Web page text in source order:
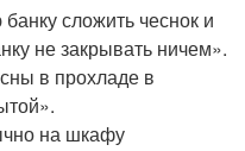
сложить чеснок и
не закрывать ничем».
в прохладе в
на шкафу